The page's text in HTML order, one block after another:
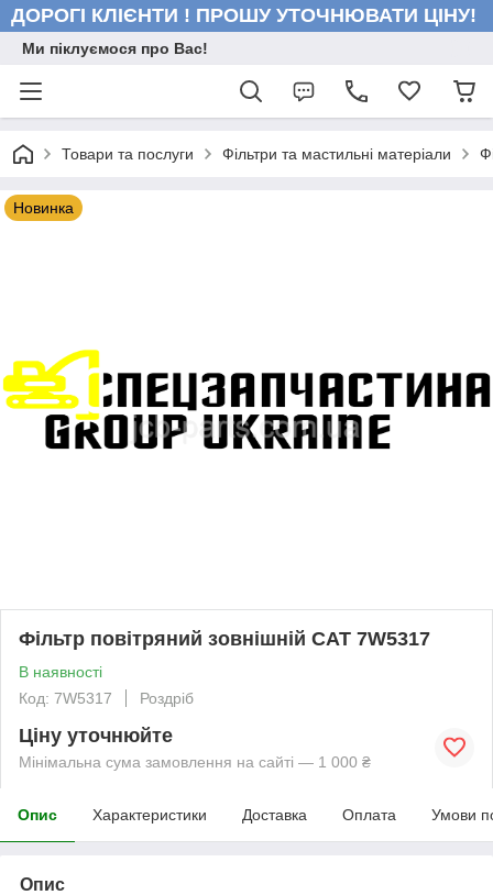
ДОРОГІ КЛІЄНТИ ! ПРОШУ УТОЧНЮВАТИ ЦІНУ!
Ми піклуємося про Вас!
Товари та послуги Фільтри та мастильні матеріали
Новинка
Фільтр повітряний зовнішній CAT 7W5317
В наявності
Код: 7W5317
Роздріб
Ціну уточнюйте
Мінімальна сума замовлення на сайті — 1 000 ₴
Опис Характеристики Доставка Оплата Умови
Опис